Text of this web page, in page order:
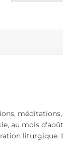
au mois
liturgique.